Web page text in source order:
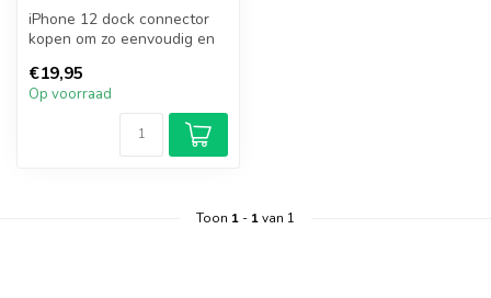
iPhone 12 dock connector
kopen om zo eenvoudig en
conne...
€19,95
Op voorraad
Toon 1- 1van 1